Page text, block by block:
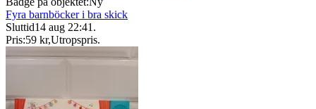
Fyra barnböcker i bra skick
Sluttid14 aug 22:41 .
Pris:59 kr,Utropspris.